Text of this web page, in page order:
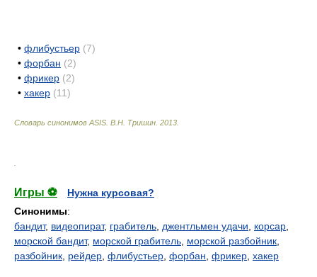
• флибустьер (7)
• форбан (2)
• фрикер (2)
• хакер (11)
Словарь синонимов ASIS. В.Н. Тришин 2013
Игры ⚽
Нужна курсовая?
Синонимы:
бандит, видеопират, грабитель джентльмен удачи корсар
морской бандит, морской грабитель морской разбойник
разбойник рейдер флибустьер форбан фрикер хакер